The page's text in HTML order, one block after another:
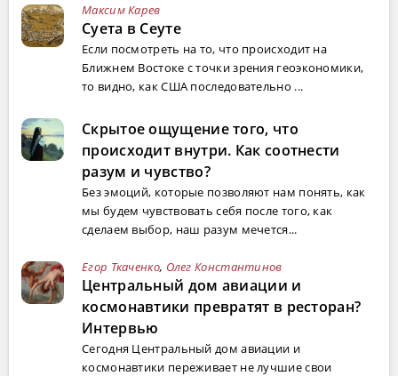
Максим Карев
Суета в Сеуте
Если посмотреть на то, что происходит на
Ближнем Востоке с точки зрения геоэкономики,
то видно, как США последовательно ...
Скрытое ощущение того, что
происходит внутри. Как соотнести
разум и чувство?
Без эмоций, которые позволяют нам понять, как
мы будем чувствовать себя после того, как
сделаем выбор, наш разум мечется...
Егор Ткаченко, Олег Константинов
Центральный дом авиации и
космонавтики превратят в ресторан?
Интервью
Сегодня Центральный дом авиации и
космонавтики переживает не лучшие свои